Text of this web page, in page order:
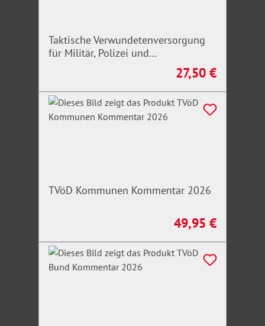
Taktische Verwundetenversorgung
für Militär, Polizei und
Regulärer Preis:
27,50 €
TVöD Kommunen Kommentar 2026
Regulärer Preis:
49,95 €